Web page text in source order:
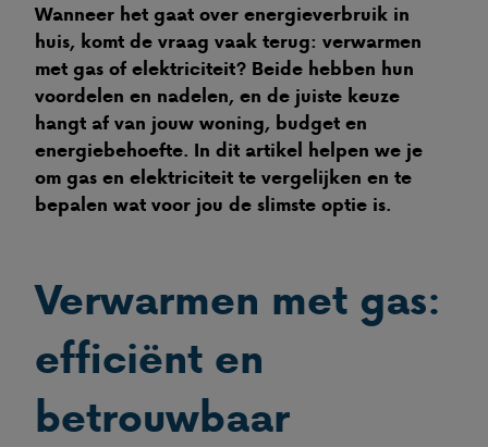
Wanneer het gaat over energieverbruik in
huis, komt de vraag vaak terug: verwarmen
met gas of elektriciteit? Beide hebben hun
voordelen en nadelen, en de juiste keuze
hangt af van jouw woning, budget en
energiebehoefte. In dit artikel helpen we je
om gas en elektriciteit te vergelijken en te
bepalen wat voor jou de slimste optie is.
Verwarmen met gas:
efficiënt en
betrouwbaar